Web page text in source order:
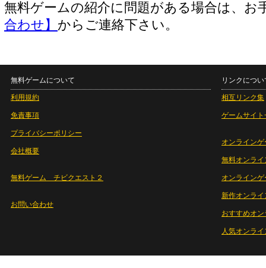
無料ゲームの紹介に問題がある場合は、お
合わせ】 からご連絡下さい。
無料ゲームについて
利用規約
免責事項
プライバシーポリシー
会社概要
無料ゲーム チビクエスト２
お問い合わせ
リンクについ
相互リンク集
ゲームサイト
オンラインゲ
無料オンライ
オンライン
新作オンライ
おすすめオ
人気オンラ